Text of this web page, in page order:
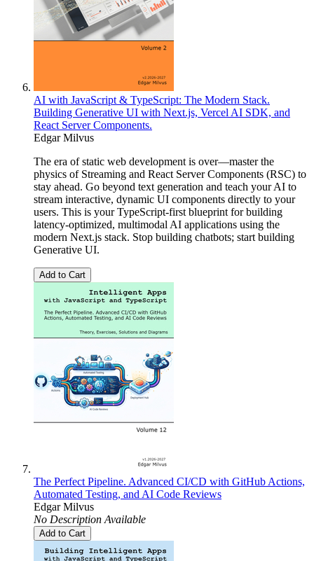
AI with JavaScript & TypeScript: The Modern Stack.
Building Generative UI with Next.js, Vercel AI SDK, and
React Server Components.
Edgar Milvus
The era of static web development is over—master the
physics of Streaming and React Server Components (RSC) to
stay ahead. Go beyond text generation and teach your AI to
stream interactive, dynamic UI components directly to your
users. This is your TypeScript-first blueprint for building
latency-optimized, multimodal AI applications using the
modern Next.js stack. Stop building chatbots; start building
Generative UI.
Add to Cart
The Perfect Pipeline. Advanced CI/CD with GitHub Actions,
Automated Testing, and AI Code Reviews
Edgar Milvus
No Description Available
Add to Cart